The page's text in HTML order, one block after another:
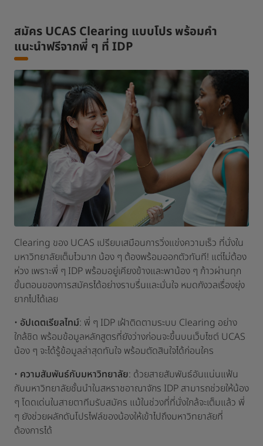
สมัคร UCAS Clearing แบบโปร พร้อมคำ
แนะนำฟรีจากพี่ ๆ ที่ IDP
Clearing ของ UCAS เปรียบเสมือนการวิ่งแข่งความเร็ว ที่นั่งใน
มหาวิทยาลัยเต็มไวมาก น้อง ๆ ต้องพร้อมออกตัวทันที! แต่ไม่ต้อง
ห่วง เพราะพี่ ๆ IDP พร้อมอยู่เคียงข้างและพาน้อง ๆ ก้าวผ่านทุก
ขั้นตอนของการสมัครได้อย่างราบรื่นและมั่นใจ หมดกังวลเรื่องยุ่ง
ยากไปได้เลย
• อัปเดตเรียลไทม์: พี่ ๆ IDP เฝ้าติดตามระบบ Clearing อย่าง
ใกล้ชิด พร้อมข้อมูลหลักสูตรที่ยังว่างก่อนจะขึ้นบนเว็บไซต์ UCAS
น้อง ๆ จะได้รู้ข้อมูลล่าสุดทันใจ พร้อมตัดสินใจได้ก่อนใคร
• ความสัมพันธ์กับมหาวิทยาลัย: ด้วยสายสัมพันธ์อันแน่นแฟ้น
กับมหาวิทยาลัยชั้นนำในสหราชอาณาจักร IDP สามารถช่วยให้น้อง
ๆ โดดเด่นในสายตาทีมรับสมัคร แม้ในช่วงที่ที่นั่งใกล้จะเต็มแล้ว พี่
ๆ ยังช่วยผลักดันโปรไฟล์ของน้องให้เข้าไปถึงมหาวิทยาลัยที่
ต้องการได้